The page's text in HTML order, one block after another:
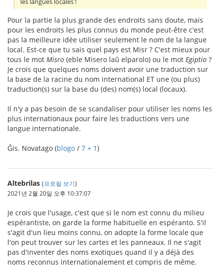
les langues locales !
Pour la partie la plus grande des endroits sans doute, mais
pour les endroits les plus connus du monde peut-être c'est
pas la meilleure idée utiliser seulement le nom de la langue
local. Est-ce que tu sais quel pays est Misr ? C'est mieux pour
tous le mot Misro (eble Misero laŭ elparolo) ou le mot Egiptio ?
Je crois que quelques noms doivent avoir une traduction sur
la base de la racine du nom international ET une (ou plus)
traduction(s) sur la base du (des) nom(s) local (locaux).
Il n'y a pas besoin de se scandaliser pour utiliser les noms les
plus internationaux pour faire les traductions vers une
langue internationale.
Ĝis. Novatago (blogo / 7 + 1)
Altebrilas (프로필 보기)
2021년 2월 20일 오후 10:37:07
Je crois que l'usage, c'est que si le nom est connu du milieu
espérantiste, on garde la forme habituelle en espéranto. S'il
s'agit d'un lieu moins connu, on adopte la forme locale que
l'on peut trouver sur les cartes et les panneaux. Il ne s'agit
pas d'inventer des noms exotiques quand il y a déjà des
noms reconnus internationalement et compris de même.